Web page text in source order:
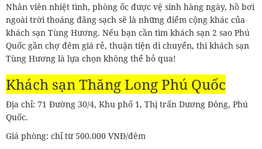
Nhân viên nhiệt tình, phòng ốc được vệ sinh hàng ngày, hồ bơi
ngoài trời thoáng đãng sạch sẽ là những điểm cộng khác của
khách sạn Tùng Hương. Nếu bạn cần tìm khách sạn 2 sao Phú
Quốc gần chợ đêm giá rẻ, thuận tiện di chuyển, thì khách sạn
Tùng Hương là lựa chọn không thể bỏ qua!
Khách sạn Thăng Long Phú Quốc
Địa chỉ: 71 Đường 30/4, Khu phố 1, Thị trấn Dương Đông, Phú
Quốc.
Giá phòng: chỉ từ 500.000 VNĐ/đêm